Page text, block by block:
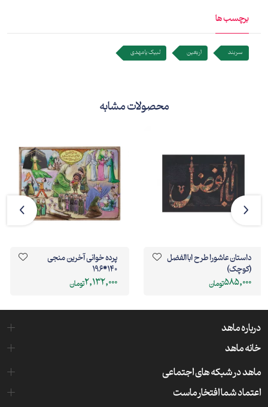
برچسب ها
سربند اربعین لبیک یا مهدی
محصولات مشابه
داستان عاشورا طرح اباالفضل
(کوچک)
585,000تومان
پرده خوانی آخرین منجی
140*196
2,132,000تومان
درباره ماهد
خانه ماهد
ماهد در شبکه های اجتماعی
اعتماد شما افتخار ماست